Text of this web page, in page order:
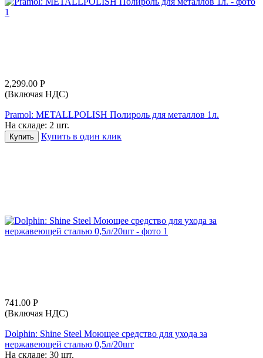
2,299.00 Р
(Включая НДС)
Pramol: METALLPOLISH Полироль для металлов 1л.
На складе: 2 шт.
Купить Купить в один клик
741.00 Р
(Включая НДС)
Dolphin: Shine Steel Моющее средство для ухода за
нержавеющей сталью 0,5л/20шт
На складе: 30 шт.